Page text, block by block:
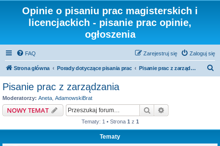
Opinie o pisaniu prac magisterskich i
licencjackich - pisanie prac opinie,
ogłoszenia
FAQ Zaloguj się
Zarejestruj się
Strona główna Porady dotyczące pisania prac Pisanie prac z zarządzania
Pisanie prac z zarządzania
Moderatorzy: Aneta AdamowskiBrat
NOWY TEMAT Szukaj
Tematy: 1 • Strona 1 z 1
Tematy